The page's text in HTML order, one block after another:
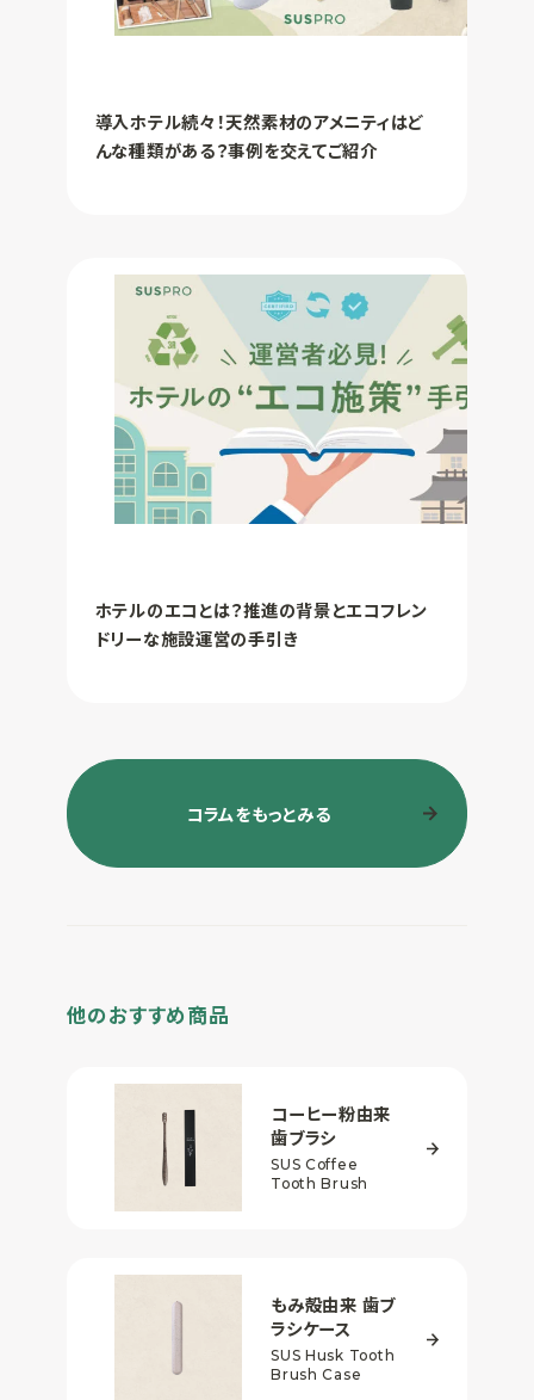
導入ホテル続々！天然素材のアメニティはど
んな種類がある？事例を交えてご紹介
ホテルのエコとは？推進の背景とエコフレン
ドリーな施設運営の手引き
コラムをもっとみる
他のおすすめ商品
コーヒー粉由来
歯ブラシ
SUS Coffee
Tooth Brush
もみ殻由来 歯ブ
ラシケース
SUS Husk Tooth
Brush Case